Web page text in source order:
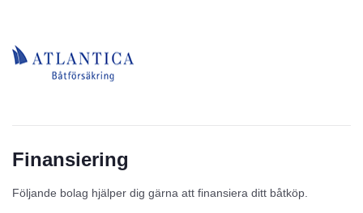
Finansiering
Följande bolag hjälper dig gärna att finansiera ditt båtköp.